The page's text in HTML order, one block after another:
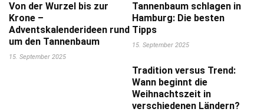
Von der Wurzel bis zur
Krone –
Adventskalenderideen rund
um den Tannenbaum
15. September 2025
Tannenbaum schlagen in
Hamburg: Die besten
Tipps
15. September 2025
Tradition versus Trend:
Wann beginnt die
Weihnachtszeit in
verschiedenen Ländern?